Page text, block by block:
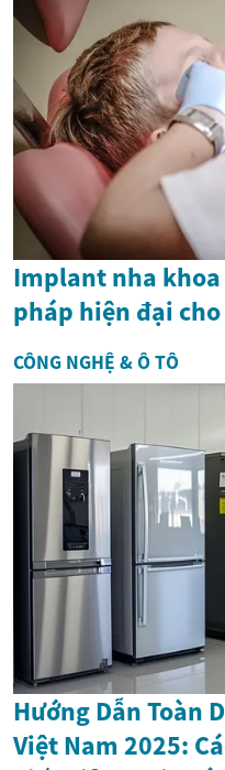
Implant nha
pháp hiện đại
CÔNG NGHỆ & Ô TÔ
Hướng Dẫn Toàn
Việt Nam 2025: